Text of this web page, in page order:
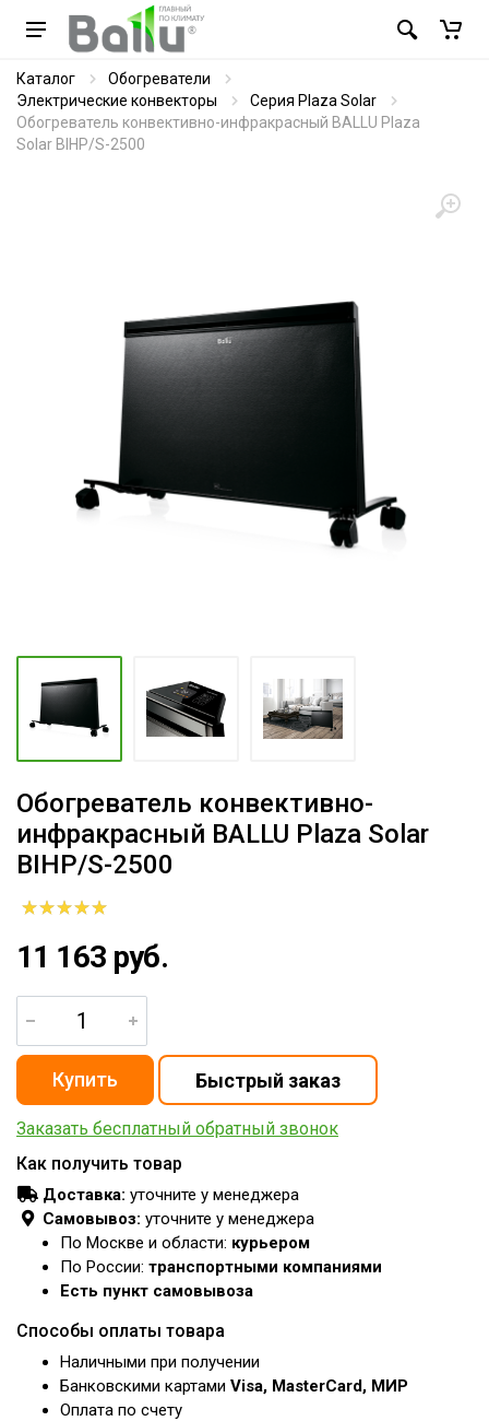
Каталог
Обогреватели
Электрические конвекторы
Серия Plaza Solar
Обогреватель конвективно-инфракрасный BALLU Plaza
Solar BIHP/S-2500
Обогреватель конвективно-
инфракрасный BALLU Plaza Solar
BIHP/S-2500
11 163 руб.
Заказать бесплатный обратный звонок
Как получить товар
Доставка: уточните у менеджера
Самовывоз: уточните у менеджера
По Москве и области: курьером
По России: транспортными компаниями
Есть пункт самовывоза
Способы оплаты товара
Наличными при получении
Банковскими картами Visa, MasterCard, МИР
Оплата по счету